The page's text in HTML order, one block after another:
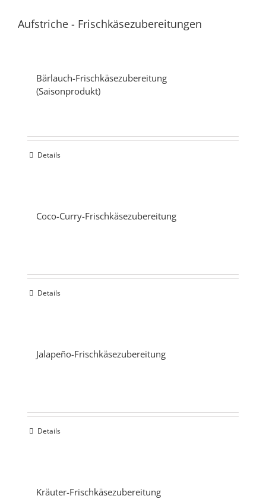
Aufstriche - Frischkäsezubereitungen
Bärlauch-Frischkäsezubereitung
(Saisonprodukt)
Details
Coco-Curry-Frischkäsezubereitung
Details
Jalapeño-Frischkäsezubereitung
Details
Kräuter-Frischkäsezubereitung